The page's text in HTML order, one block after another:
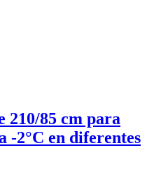
210/85 cm para
-2°C en diferentes